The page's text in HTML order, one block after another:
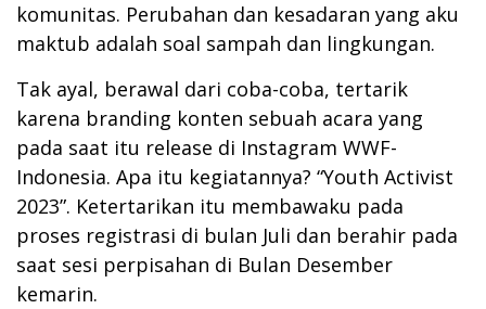
komunitas. Perubahan dan kesadaran yang aku
maktub adalah soal sampah dan lingkungan.
Tak ayal, berawal dari coba-coba, tertarik
karena branding konten sebuah acara yang
pada saat itu release di Instagram WWF-
Indonesia. Apa itu kegiatannya? “Youth Activist
2023”. Ketertarikan itu membawaku pada
proses registrasi di bulan Juli dan berahir pada
saat sesi perpisahan di Bulan Desember
kemarin.